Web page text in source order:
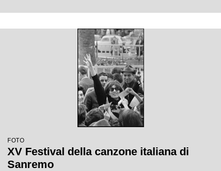
FOTO
XV Festival della canzone italiana di
Sanremo